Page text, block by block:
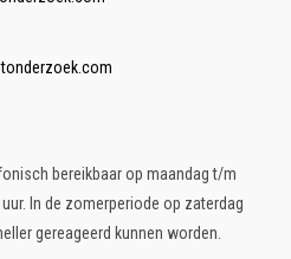
bereikbaar op maandag t/m
In de zomerperiode op zaterdag
gereageerd kunnen worden.